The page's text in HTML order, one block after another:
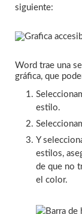
siguiente:
Word trae una
gráfica, que
estilo.
Y
estilos,
de que no
el color.